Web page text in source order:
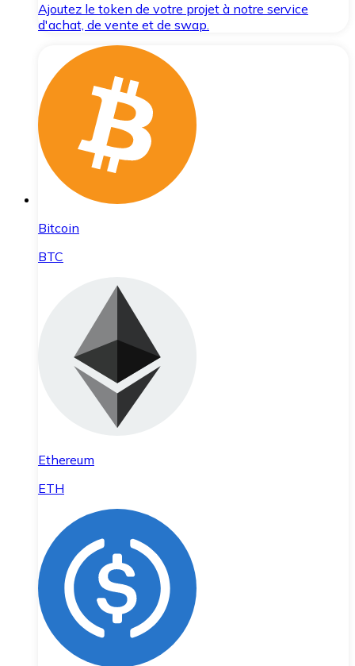
Ajoutez le token de votre projet à notre service
d'achat, de vente et de swap.
Bitcoin
BTC
Ethereum
ETH